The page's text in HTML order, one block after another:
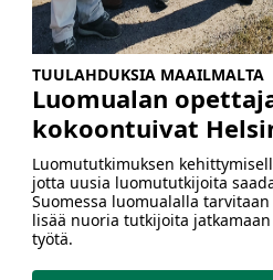
TUULAHDUKSIA MAAILMALTA
Luomualan
kokoontuivat
Luomututkimuksen
jotta uusia luomututkijoita
Suomessa luomualalla
lisää nuoria tutkijoita
työtä.